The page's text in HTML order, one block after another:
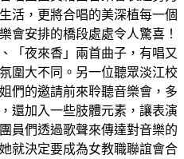
活，更將合唱的美深植每一個
會安排的橋段處處令人驚喜！
「夜來香」兩首曲子，有唱又
圍大不同。另一位聽眾淡江校
們的邀請前來聆聽音樂會，多
還加入一些肢體元素，讓表演
員們透過歌聲來傳達對音樂的
就決定要成為女教職聯誼會合